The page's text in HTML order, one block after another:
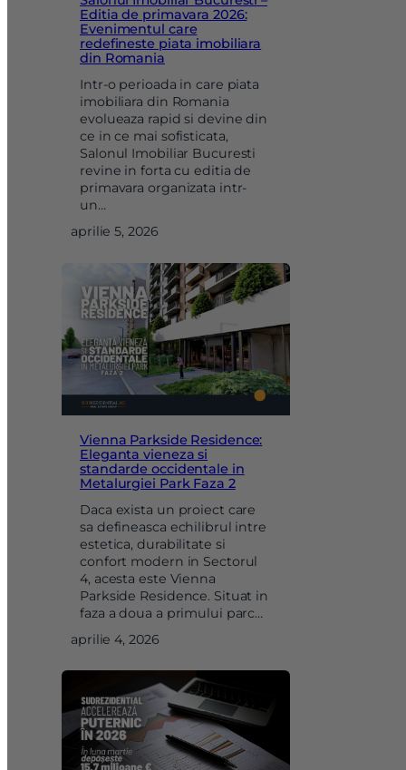
Editia de primavara 2026:
Evenimentul care
redefineste piata imobiliara
din Romania
Intr-o perioada in care piata
imobiliara din Romania
evolueaza rapid si devine din
ce in ce mai sofisticata,
Salonul Imobiliar Bucuresti
revine in forta cu editia de
primavara organizata intr-
un…
aprilie 5, 2026
Vienna Parkside Residence:
Eleganta vieneza si
standarde occidentale in
Metalurgiei Park Faza 2
Daca exista un proiect care
sa defineasca echilibrul intre
estetica, durabilitate si
confort modern in Sectorul
4, acesta este Vienna
Parkside Residence. Situat in
faza a doua a primului parc…
aprilie 4, 2026